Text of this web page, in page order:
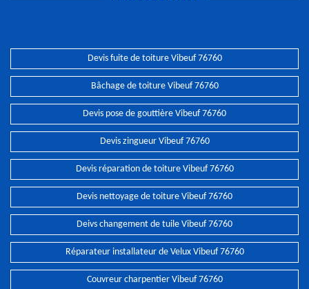
Devis fuite de toiture Vibeuf 76760
Bâchage de toiture Vibeuf 76760
Devis pose de gouttière Vibeuf 76760
Devis zingueur Vibeuf 76760
Devis réparation de toiture Vibeuf 76760
Devis nettoyage de toiture Vibeuf 76760
Deivs changement de tuile Vibeuf 76760
Réparateur installateur de Velux Vibeuf 76760
Couvreur charpentier Vibeuf 76760